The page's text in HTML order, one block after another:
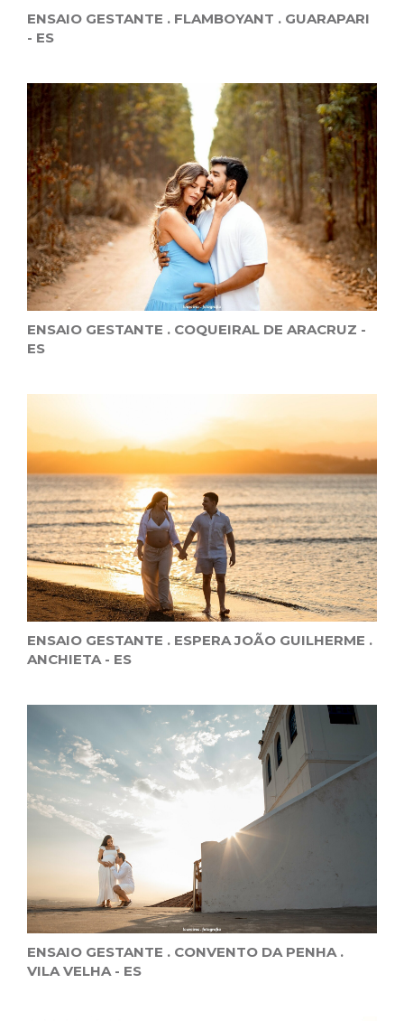
ENSAIO GESTANTE . FLAMBOYANT . GUARAPARI
- ES
ENSAIO GESTANTE . COQUEIRAL DE ARACRUZ -
ES
ENSAIO GESTANTE . ESPERA JOÃO GUILHERME .
ANCHIETA - ES
ENSAIO GESTANTE . CONVENTO DA PENHA .
VILA VELHA - ES